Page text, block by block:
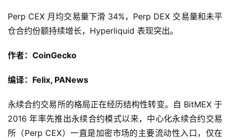
Perp CEX 月均交易量下滑 34%，Perp DEX 交易量和未平
仓合约份额持续增长，Hyperliquid 表现突出。
作者：CoinGecko
编译：Felix, PANews
永续合约交易所的格局正在经历结构性转变。自 BitMEX 于
2016 年率先推出永续合约模式以来，中心化永续合约交易
所（Perp CEX）一直是加密市场的主要流动性入口，仅在